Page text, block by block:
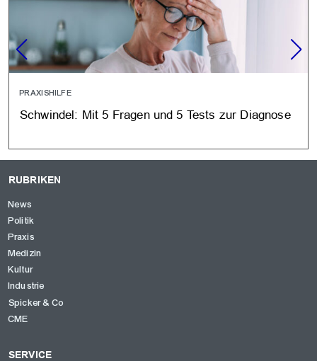
PRAXISHILFE
Schwindel: Mit 5 Fragen und 5 Tests zur Diagnose
RUBRIKEN
News
Politik
Praxis
Medizin
Kultur
Industrie
Spicker & Co
CME
SERVICE